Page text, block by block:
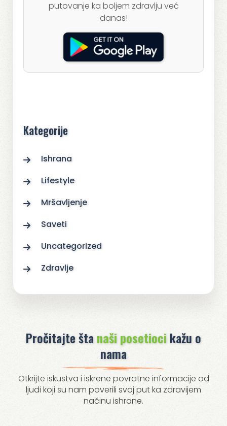
putovanje ka boljem zdravlju već
danas!
Kategorije
Ishrana
Lifestyle
Mršavljenje
Saveti
Uncategorized
Zdravlje
Pročitajte štanaši posetiocikažu o
nama
Otkrijte iskustva i iskrene povratne informacije od
ljudi koji su nam poverili svoj put ka zdravijem
načinu ishrane.